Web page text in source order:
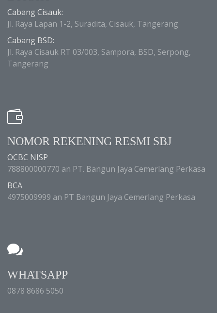
Cabang Cisauk:
Jl. Raya Lapan 1-2, Suradita, Cisauk, Tangerang
Cabang BSD:
Jl. Raya Cisauk RT 03/003, Sampora, BSD, Serpong,
Tangerang
NOMOR REKENING RESMI SBJ
OCBC NISP
788800000770 an PT. Bangun Jaya Cemerlang Perkasa
BCA
4975009999 an PT Bangun Jaya Cemerlang Perkasa
WHATSAPP
0878 8686 5050